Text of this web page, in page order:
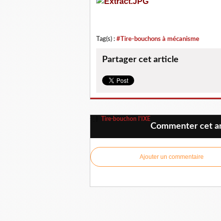
Tag(s) : #Tire-bouchons à mécanisme
Partager cet article
Tire-bouchon l'IXE
Commenter cet
Ajouter un commentaire